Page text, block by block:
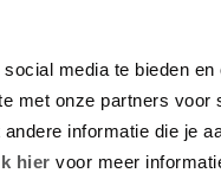
media te bieden en
met onze partners voor
informatie die je
hier voor meer